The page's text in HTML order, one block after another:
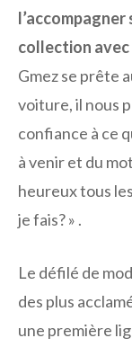
l’accompagner
collection
Gmez se prête
voiture, il nous
confiance à ce
à venir et du
heureux tous
je fais? » .
Le défilé de
des plus
une première